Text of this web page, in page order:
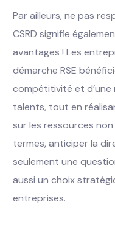
Par ailleurs, ne pas
CSRD signifie
avantages ! Les
démarche RSE
compétitivité et
talents, tout en
sur les ressources
termes, anticiper la
seulement une
aussi un choix
entreprises.